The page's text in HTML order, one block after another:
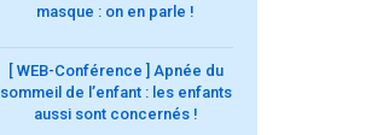
masque : on en parle !
[ WEB-Conférence ] Apnée du
sommeil de l’enfant : les enfants
aussi sont concernés !